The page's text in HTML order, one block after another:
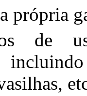
própria
de